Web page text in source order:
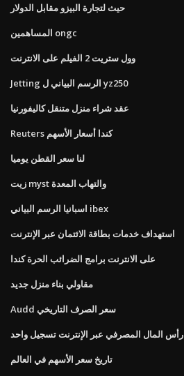
حيث لتجارة البيزو مقابل الدولار
المساهمين ongc
وول ستريت 2 الفيلم على الانترنت
Jetting الرسم البياني ل yz250
عقد شراء منزل متنقل كاليفورنيا
Reuters كندا أسعار الأسهم
لنا سعر القطن يوميا
زيت myst والتهاب المعدة
اسبانيا الرسم البياني ibex
استهداف خدمات بطاقة الائتمان عبر الإنترنت
على الانترنت برامج الضرائب الحرة كندا
مقاولي بناء منزل جديد
Audd سعر الصرف التاريخي
رأس المال المصرفي عبر الإنترنت تسجيل واحد
تاريخ سعر الأسهم في العالم